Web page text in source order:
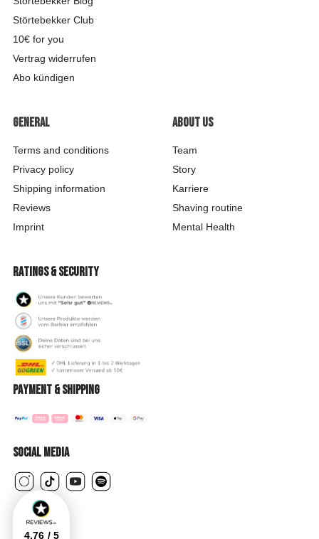
4.76 / 5
Störtebekker Club
10€ for you
Vertrag widerrufen
Abo kündigen
General
Terms and conditions
Privacy policy
Shipping information
Reviews
Imprint
About us
Team
Story
Karriere
Shaving routine
Mental Health
Ratings & security
Payment & shipping
Social Media